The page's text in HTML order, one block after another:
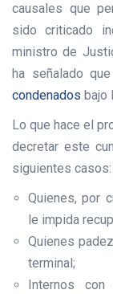
causales que
sido criticado
ministro de
ha señalado
condenados bajo
Lo que hace el
decretar este
siguientes casos:
Quienes, por
le impida
Quienes
terminal;
Internos